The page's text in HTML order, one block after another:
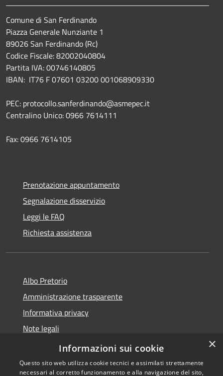
Comune di San Ferdinando
Piazza Generale Nunziante 1
89026 San Ferdinando (Rc)
Codice Fiscale: 82002040804
Partita IVA: 00746140805
IBAN: IT76 F 07601 03200 001068909330
PEC: protocollo.sanferdinando@asmepec.it
Centralino Unico: 0966 7614111
Fax: 0966 7614105
Prenotazione appuntamento
Segnalazione disservizio
Leggi le FAQ
Richiesta assistenza
Albo Pretorio
Amministrazione trasparente
Informativa privacy
Note legali
Dichiarazione di accessibilità
×
Informazioni sui cookie
Questo sito web utilizza cookie tecnici e assimilati strettamente
necessari al corretto funzionamento e alla navigazione del sito,